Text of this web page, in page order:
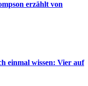
erzählt von
einmal wissen: Vier auf